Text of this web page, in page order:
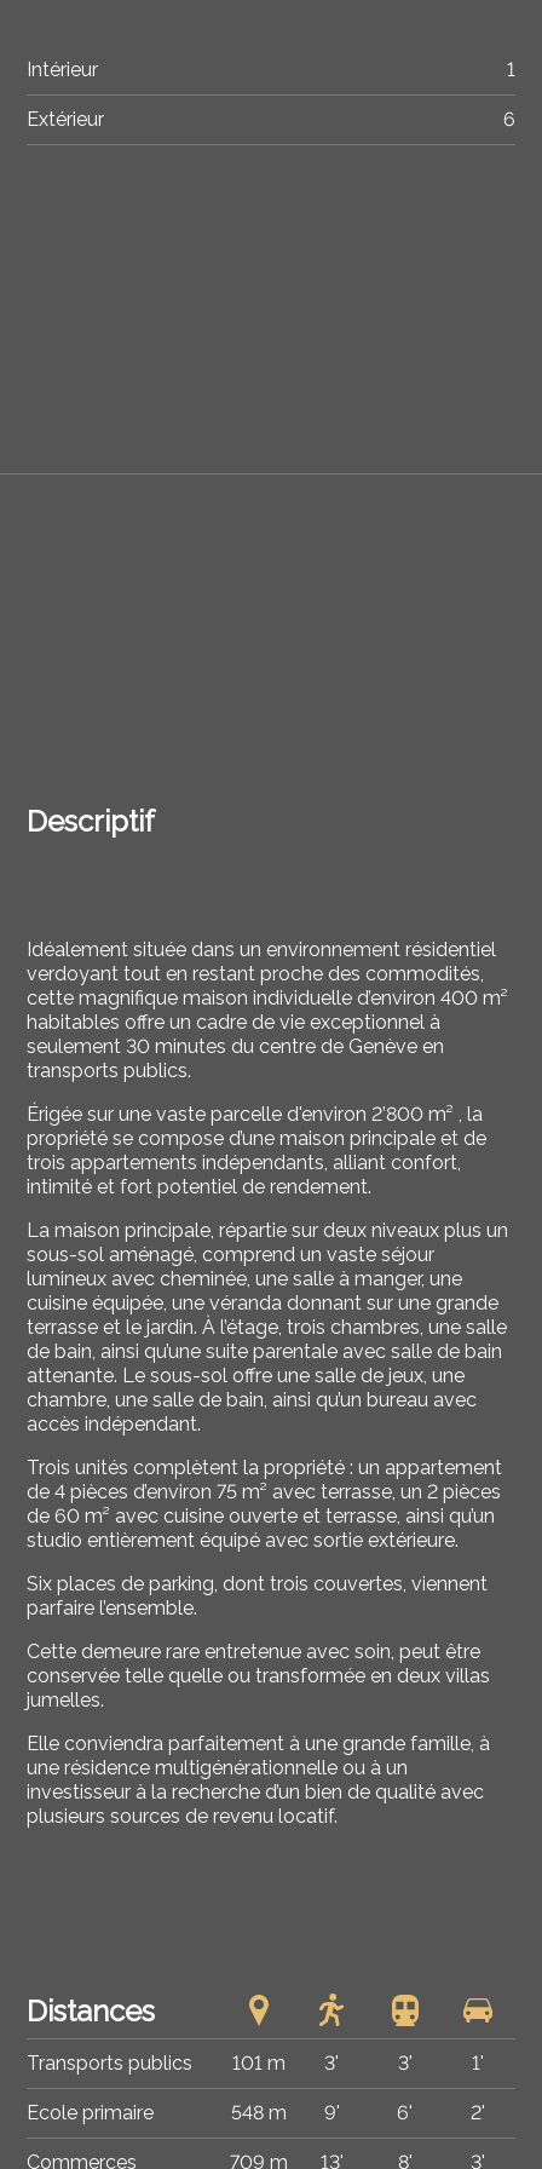
Descriptif
Idéalement située dans un environnement résidentiel
verdoyant tout en restant proche des commodités,
cette magnifique maison individuelle d’environ 400 m²
habitables offre un cadre de vie exceptionnel à
seulement 30 minutes du centre de Genève en
transports publics.
Érigée sur une vaste parcelle d'environ 2’800 m² , la
propriété se compose d’une maison principale et de
trois appartements indépendants, alliant confort,
intimité et fort potentiel de rendement.
La maison principale, répartie sur deux niveaux plus un
sous-sol aménagé, comprend un vaste séjour
lumineux avec cheminée, une salle à manger, une
cuisine équipée, une véranda donnant sur une grande
terrasse et le jardin. À l’étage, trois chambres, une salle
de bain, ainsi qu’une suite parentale avec salle de bain
attenante. Le sous-sol offre une salle de jeux, une
chambre, une salle de bain, ainsi qu’un bureau avec
accès indépendant.
Trois unités complètent la propriété : un appartement
de 4 pièces d’environ 75 m² avec terrasse, un 2 pièces
de 60 m² avec cuisine ouverte et terrasse, ainsi qu’un
studio entièrement équipé avec sortie extérieure.
Six places de parking, dont trois couvertes, viennent
parfaire l’ensemble.
Cette demeure rare entretenue avec soin, peut être
conservée telle quelle ou transformée en deux villas
jumelles.
Elle conviendra parfaitement à une grande famille, à
une résidence multigénérationnelle ou à un
investisseur à la recherche d’un bien de qualité avec
plusieurs sources de revenu locatif.
Distances
Transports publics 101 m 3' 3' 1'
Ecole primaire 548 m 9' 6' 2'
Commerces 709 m 13' 8' 3'
Intérieur 1
Extérieur 6